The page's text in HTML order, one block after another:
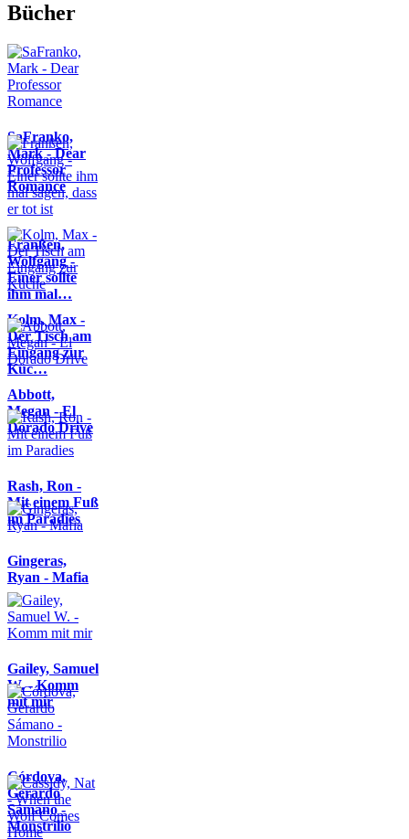
Bücher
SaFranko,
Mark - Dear
Professor
Romance
Franßen,
Wolfgang -
Einer sollte
ihm mal…
Kolm, Max -
Der Tisch am
Eingang zur
Küc…
Abbott,
Megan - El
Dorado Drive
Rash, Ron -
Mit einem Fuß
im Paradies
Gingeras,
Ryan - Mafia
Gailey, Samuel
W. - Komm
mit mir
Córdova,
Gerardo
Sámano -
Monstrilio